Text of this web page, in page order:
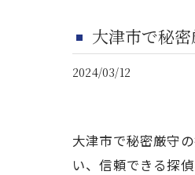
大津市で秘
2024/03/12
大津市で秘密厳守
い、信頼できる探